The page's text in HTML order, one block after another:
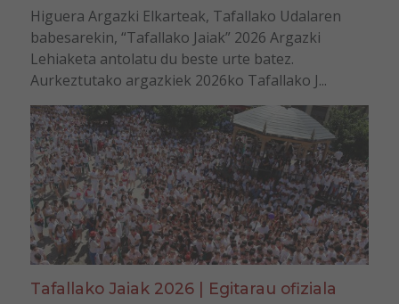
Higuera Argazki Elkarteak, Tafallako Udalaren
babesarekin, “Tafallako Jaiak” 2026 Argazki
Lehiaketa antolatu du beste urte batez.
Aurkeztutako argazkiek 2026ko Tafallako J...
Tafallako Jaiak 2026 | Egitarau ofiziala